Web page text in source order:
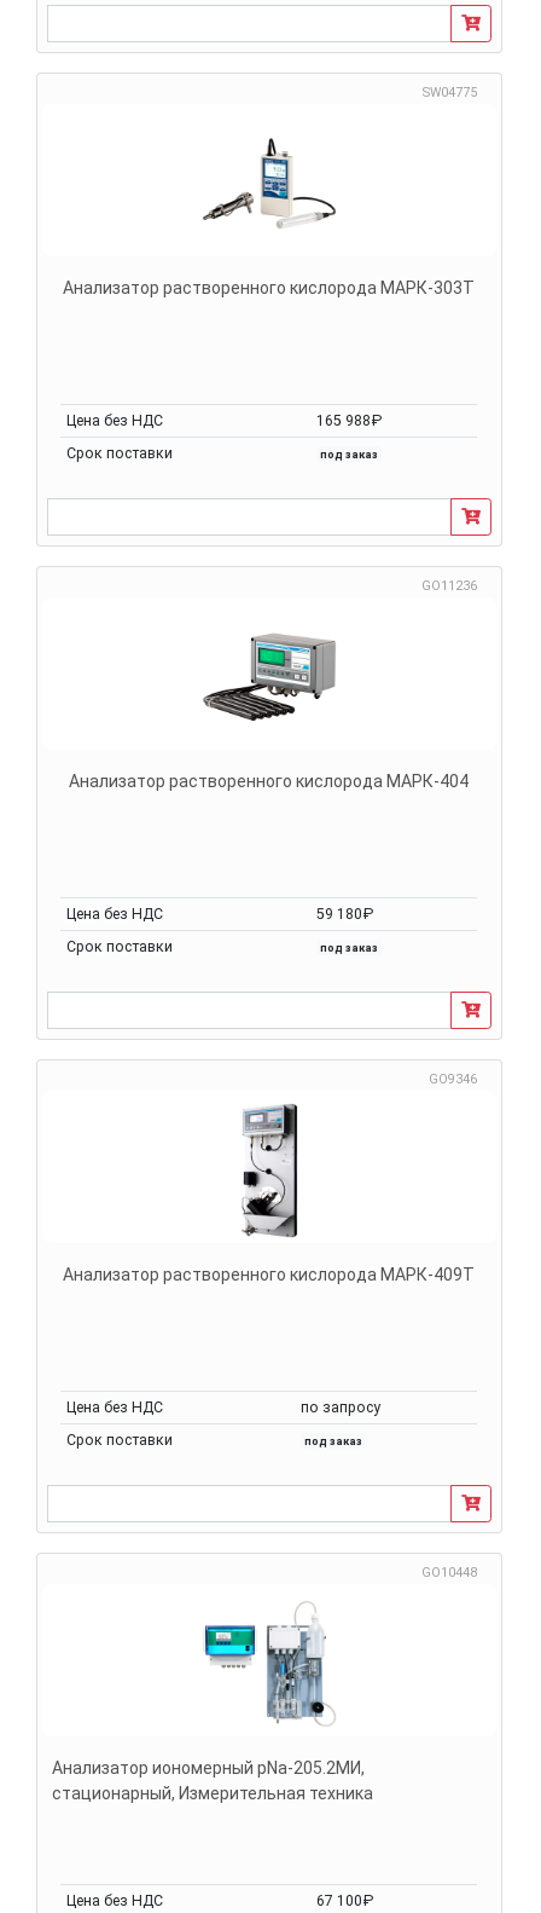
SW04775
Анализатор растворенного кислорода МАРК-303Т
Цена без НДС
165 988₽
Срок поставки
под заказ
GO11236
Анализатор растворенного кислорода МАРК-404
Цена без НДС
59 180₽
Срок поставки
под заказ
GO9346
Анализатор растворенного кислорода МАРК-409Т
Цена без НДС
по запросу
Срок поставки
под заказ
GO10448
Анализатор иономерный pNa-205.2МИ,
стационарный, Измерительная техника
Цена без НДС
67 100₽